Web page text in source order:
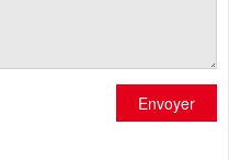
Envoyer